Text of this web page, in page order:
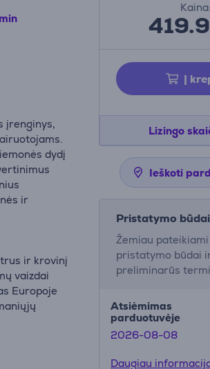
įrenginys,
dydį
ir
ir krovinį
vaizdai
Europoje
Kaina:
Į
Lizingo
Ieškoti
Pristatymo būdai
Žemiau
pristatymo būdai
preliminarūs
Atsiėmimas
parduotuvėje
2026-08-08
Daugiau